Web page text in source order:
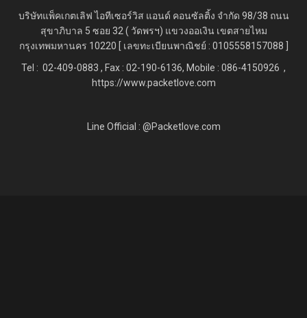
บริษัทแพ็คเกตเลิฟ ไอทีเซอร์วิส แอนด์ คอนซัลติ้ง จำกัด 98/38 ถนน
สุขาภิบาล 5 ซอย 32 ( วัดพรฯ) แขวงออเงิน เขตสายไหม
กรุงเทพมหานคร 10220 [ เลขทะเบียนพาณิชย์ : 0105558157088 ]
Tel : 02-409-0883 , Fax : 02-190-6136, Mobile : 086-4150926 ,
https://www.packetlove.com
Line Official : @Packetlove.com